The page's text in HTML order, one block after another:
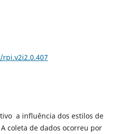
a influência dos estilos de
coleta de dados ocorreu por